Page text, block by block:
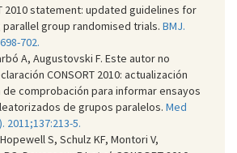
2010 statement: updated guidelines for
group randomised trials. BMJ.
702.
A, Augustovski F. Este autor no
CONSORT 2010: actualización
de comprobación para informar ensayos
de grupos paralelos. Med
2011;137:213-5.
S, Schulz KF, Montori V,